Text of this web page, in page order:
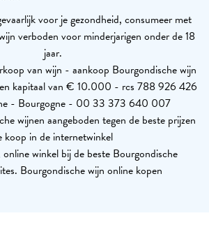
voor je gezondheid, consumeer met
verboden voor minderjarigen onder de 18
jaar.
van wijn - aankoop Bourgondische wijn
kapitaal van € 10.000 - rcs 788 926 426
- Bourgogne - 00 33 373 640 007
wijnen aangeboden tegen de beste prijzen
koop in de internetwinkel
winkel bij de beste Bourgondische
Bourgondische wijn online kopen